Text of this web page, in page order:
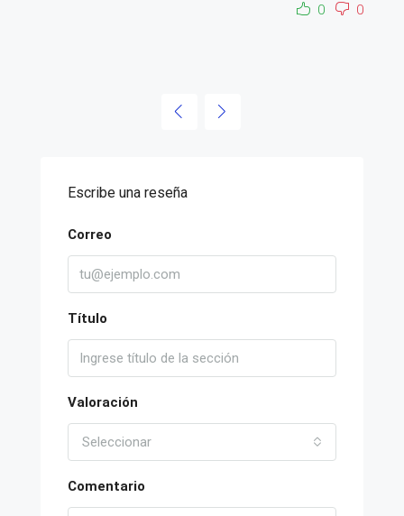
0
0
Escribe una reseña
Correo
Título
Valoración
Seleccionar
Comentario